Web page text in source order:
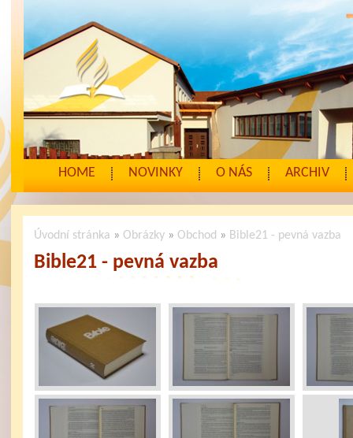
HOME NOVINKY O NÁS ARCHIV
Úvodní stránka » Obrázky » Obchod » Bible21 - pevná vazba
Bible21 - pevná vazba